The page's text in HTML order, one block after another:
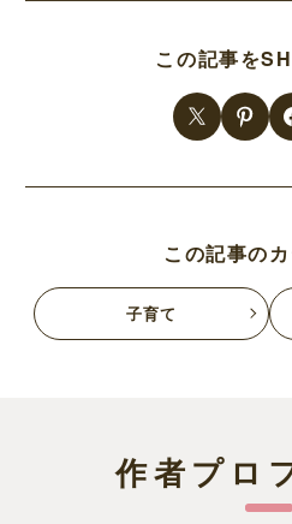
この記事を
この記事の
子育て
作者プロ